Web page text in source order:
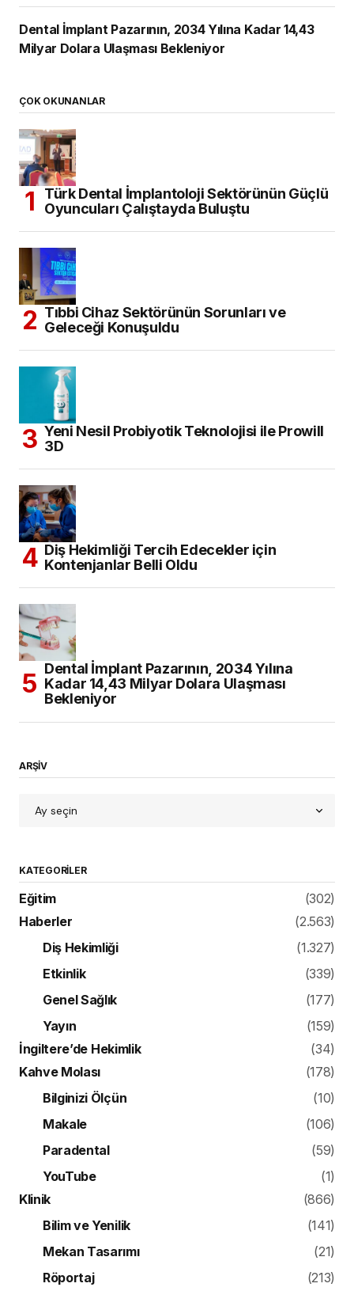
Dental İmplant Pazarının, 2034 Yılına Kadar 14,43
Milyar Dolara Ulaşması Bekleniyor
ÇOK OKUNANLAR
Türk Dental İmplantoloji Sektörünün Güçlü
Oyuncuları Çalıştayda Buluştu
Tıbbi Cihaz Sektörünün Sorunları ve
Geleceği Konuşuldu
Yeni Nesil Probiyotik Teknolojisi ile Prowill
3D
Diş Hekimliği Tercih Edecekler için
Kontenjanlar Belli Oldu
Dental İmplant Pazarının, 2034 Yılına
Kadar 14,43 Milyar Dolara Ulaşması
Bekleniyor
ARŞİV
KATEGORILER
Eğitim
(302)
Haberler
(2.563)
Diş Hekimliği
(1.327)
Etkinlik
(339)
Genel Sağlık
(177)
Yayın
(159)
İngiltere’de Hekimlik
(34)
Kahve Molası
(178)
Bilginizi Ölçün
(10)
Makale
(106)
Paradental
(59)
YouTube
(1)
Klinik
(866)
Bilim ve Yenilik
(141)
Mekan Tasarımı
(21)
Röportaj
(213)